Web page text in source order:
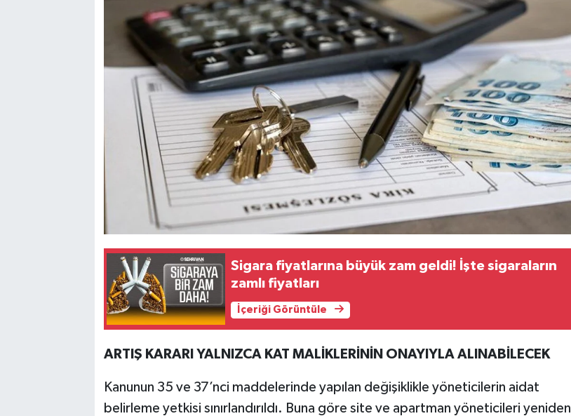
Sigara fiyatlarına büyük zam geldi! İşte sigaraların
zamlı fiyatları
İçeriği Görüntüle
ARTIŞ KARARI YALNIZCA KAT MALİKLERİNİN ONAYIYLA ALINABİLECEK
Kanunun 35 ve 37’nci maddelerinde yapılan değişiklikle yöneticilerin aidat
belirleme yetkisi sınırlandırıldı. Buna göre site ve apartman yöneticileri yeniden